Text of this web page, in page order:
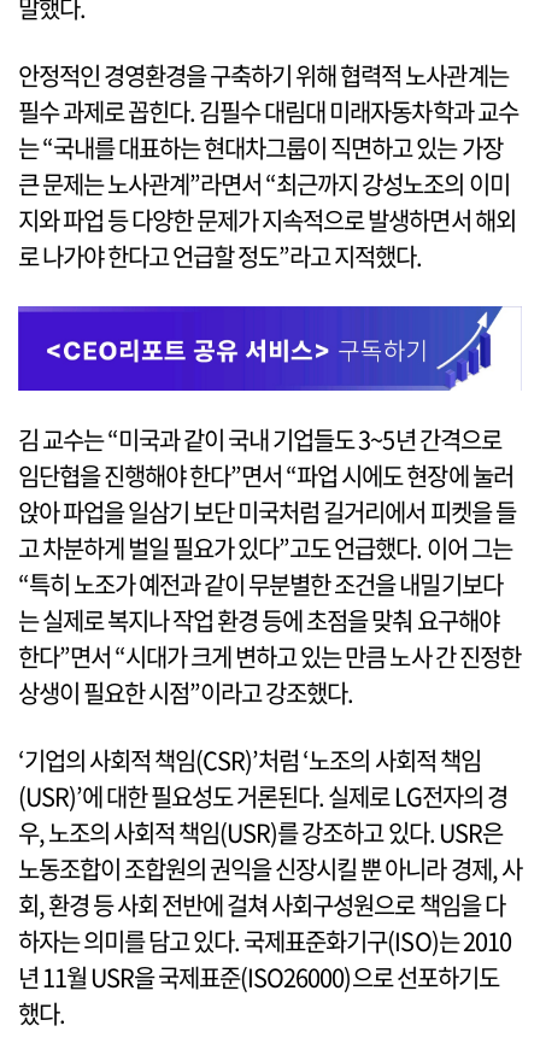
말했다.
안정적인 경영환경을 구축하기 위해 협력적 노사관계는
필수 과제로 꼽힌다. 김필수 대림대 미래자동차학과 교수
는 “국내를 대표하는 현대차그룹이 직면하고 있는 가장
큰 문제는 노사관계”라면서 “최근까지 강성노조의 이미
지와 파업 등 다양한 문제가 지속적으로 발생하면서 해외
로 나가야 한다고 언급할 정도”라고 지적했다.
김 교수는 “미국과 같이 국내 기업들도 3~5년 간격으로
임단협을 진행해야 한다”면서 “파업 시에도 현장에 눌러
앉아 파업을 일삼기 보단 미국처럼 길거리에서 피켓을 들
고 차분하게 벌일 필요가 있다”고도 언급했다. 이어 그는
“특히 노조가 예전과 같이 무분별한 조건을 내밀기보다
는 실제로 복지나 작업 환경 등에 초점을 맞춰 요구해야
한다”면서 “시대가 크게 변하고 있는 만큼 노사 간 진정한
상생이 필요한 시점”이라고 강조했다.
‘기업의 사회적 책임(CSR)’처럼 ‘노조의 사회적 책임
(USR)’에 대한 필요성도 거론된다. 실제로 LG전자의 경
우, 노조의 사회적 책임(USR)를 강조하고 있다. USR은
노동조합이 조합원의 권익을 신장시킬 뿐 아니라 경제, 사
회, 환경 등 사회 전반에 걸쳐 사회구성원으로 책임을 다
하자는 의미를 담고 있다. 국제표준화기구(ISO)는 2010
년 11월 USR을 국제표준(ISO26000)으로 선포하기도
했다.